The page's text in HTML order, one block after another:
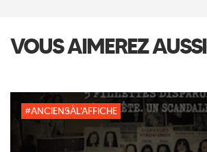
VOUS AIMEREZ AUSSI
#ANCIENSÀL'AFFICHE